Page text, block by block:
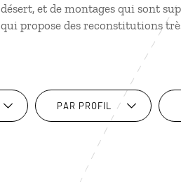
désert, et de montages qui sont
qui propose des reconstitutions
PAR PROFIL